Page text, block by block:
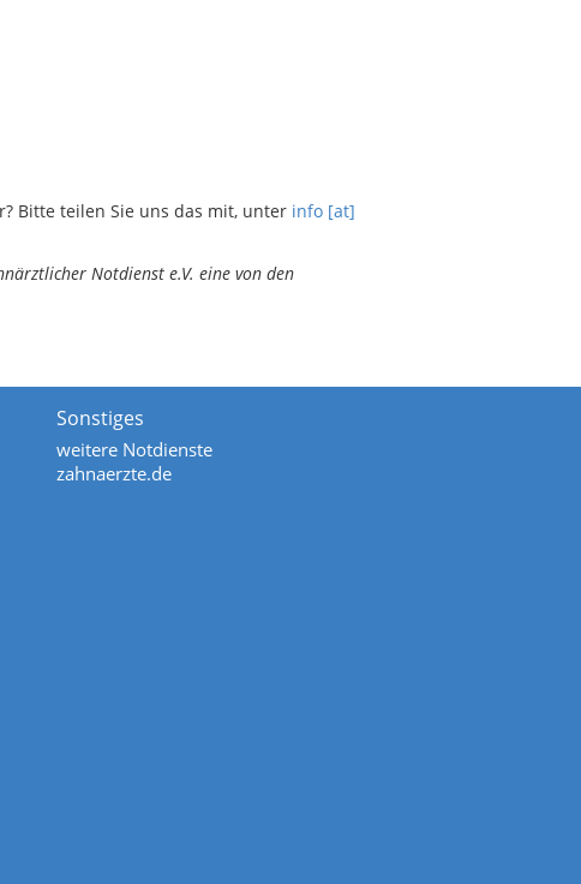
Bitte teilen Sie uns das mit, unter info [at]
Notdienst e.V. eine von den
Sonstiges
weitere Notdienste
zahnaerzte.de